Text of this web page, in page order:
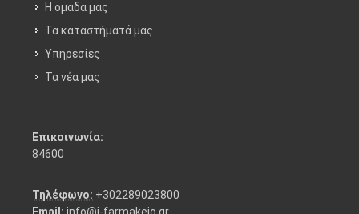
Η ομάδα μας
Τα καταστήματά μας
Υπηρεσίες
Τα νέα μας
Επικοινωνία:
84600
Τηλέφωνο: +302289023800